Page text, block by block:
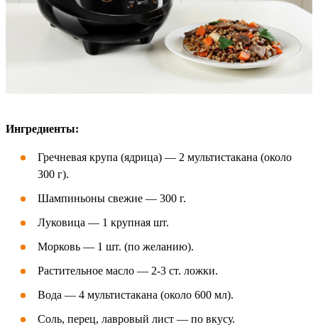
Ингредиенты:
Гречневая крупа (ядрица) — 2 мультистакана (около
300 г).
Шампиньоны свежие — 300 г.
Луковица — 1 крупная шт.
Морковь — 1 шт. (по желанию).
Растительное масло — 2-3 ст. ложки.
Вода — 4 мультистакана (около 600 мл).
Соль, перец, лавровый лист — по вкусу.